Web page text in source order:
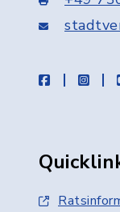
facebook